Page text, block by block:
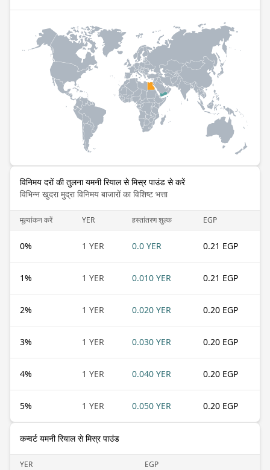
विनिमय दरों की तुलना यमनी रियाल से मिस्र पाउंड से करें
विभिन्न खुदरा मुद्रा विनिमय बाजारों का विशिष्ट भत्ता
मूल्यांकन करें YER हस्तांतरण शुल्क EGP
0% 1 YER 0.0 YER 0.21 EGP
1% 1 YER 0.010 YER 0.21 EGP
2% 1 YER 0.020 YER 0.20 EGP
3% 1 YER 0.030 YER 0.20 EGP
4% 1 YER 0.040 YER 0.20 EGP
5% 1 YER 0.050 YER 0.20 EGP
कन्वर्ट यमनी रियाल से मिस्र पाउंड
YER EGP